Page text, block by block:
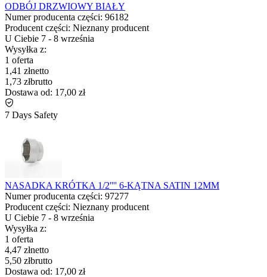
ODBÓJ DRZWIOWY BIAŁY
Numer producenta części: 96182
Producent części: Nieznany producent
U Ciebie 7 - 8 września
Wysyłka z:
1 oferta
1,41 złnetto
1,73 złbrutto
Dostawa od: 17,00 zł
7 Days Safety
NASADKA KRÓTKA 1/2'''' 6-KĄTNA SATIN 12MM
Numer producenta części: 97277
Producent części: Nieznany producent
U Ciebie 7 - 8 września
Wysyłka z:
1 oferta
4,47 złnetto
5,50 złbrutto
Dostawa od: 17,00 zł